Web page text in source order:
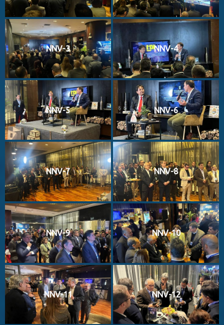
NNV-3 NNV-4
NNV-5 NNV-6
NNV-7 NNV-8
NNV-9 NNV-10
NNV-11 NNV-12